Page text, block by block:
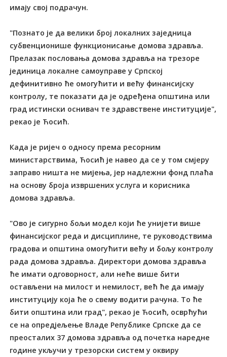
имају свој подрачун.
"Познато је да велики број локалних заједница
субвенционише функционисање домова здравља.
Прелазак пословања домова здравља на трезоре
јединица локалне самоуправе у Српској
дефинитивно ће омогућити и већу финансијску
контролу, те показати да је одређена општина или
град истински оснивач те здравствене институције",
рекао је Ћосић.
Када је ријеч о односу према ресорним
министарствима, Ћосић је навео да се у том смјеру
заправо ништа не мијења, јер надлежни фонд плаћа
на основу броја извршених услуга и корисника
домова здравља.
"Ово је сигурно бољи модел који ће унијети више
финансијског реда и дисциплине, те руководствима
градова и општина омогућити већу и бољу контролу
рада домова здравља. Директори домова здравља
ће имати одговорност, али неће више бити
остављени на милост и немилост, већ ће да имају
институцију која ће о свему водити рачуна. То ће
бити општина или град", рекао је Ћосић, осврћући
се на опредјељење Владе Републике Српске да се
преосталих 37 домова здравља од почетка наредне
године укључи у трезорски систем у оквиру